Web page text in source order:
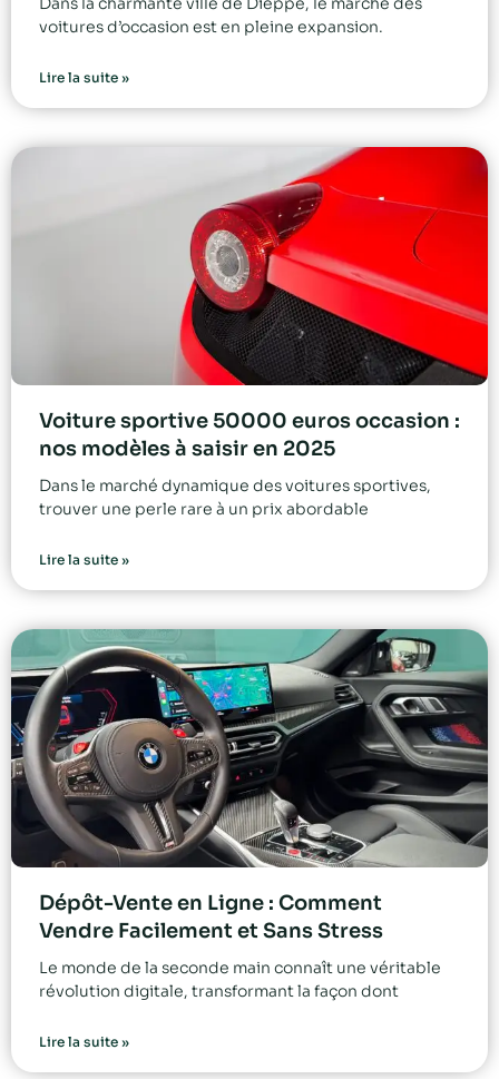
voitures d’occasion est en pleine expansion.
Lire la suite »
Voiture sportive 50000 euros occasion :
nos modèles à saisir en 2025
Dans le marché dynamique des voitures sportives,
trouver une perle rare à un prix abordable
Lire la suite »
Dépôt-Vente en Ligne : Comment
Vendre Facilement et Sans Stress
Le monde de la seconde main connaît une véritable
révolution digitale, transformant la façon dont
Lire la suite »